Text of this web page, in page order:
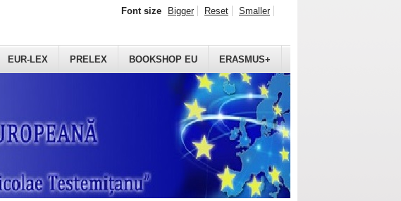
EUR-LEX PRELEX BOOKSHOP EU ERASMUS+
Font size Bigger Reset Smaller